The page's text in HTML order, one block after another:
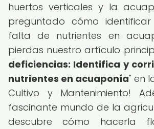
huertos verticales y la
preguntado cómo
falta de nutrientes en
pierdas nuestro artículo
deficiencias: Identifica y
nutrientes en acuaponía" en
Cultivo y Mantenimiento!
fascinante mundo de la
descubre cómo hacerla